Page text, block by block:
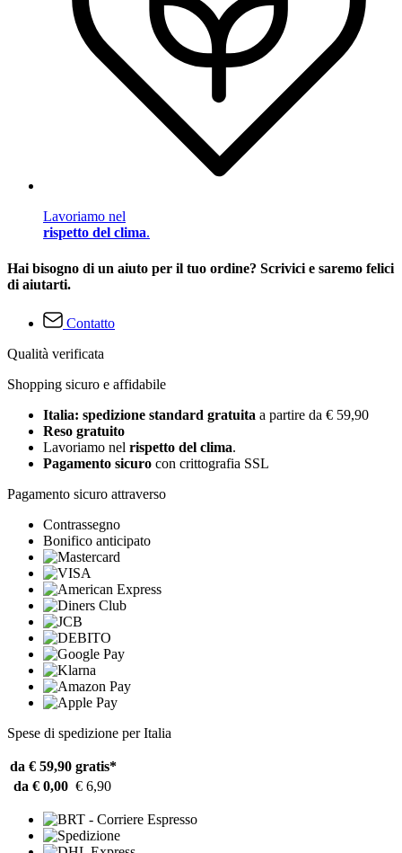
Lavoriamo nel
rispetto del clima.
Hai bisogno di un aiuto per il tuo ordine? Scrivici e saremo felici
di aiutarti.
Contatto
Qualità verificata
Shopping sicuro e affidabile
Italia: spedizione standard gratuita a partire da € 59,90
Reso gratuito
Lavoriamo nel rispetto del clima.
Pagamento sicuro con crittografia SSL
Pagamento sicuro attraverso
Contrassegno
Bonifico anticipato
Spese di spedizione per Italia
da € 59,90 gratis*
da € 0,00 € 6,90